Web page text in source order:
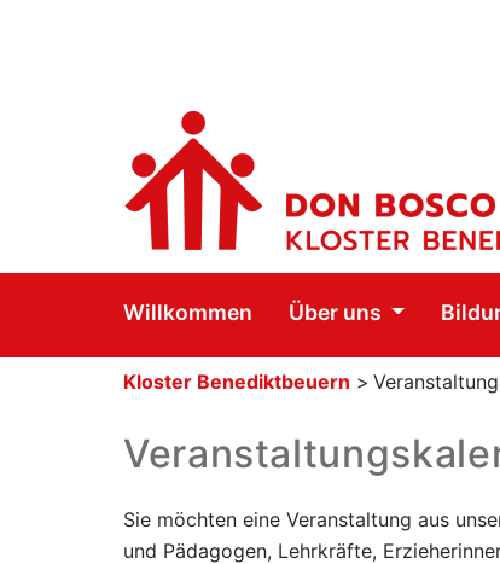
Willkommen Über uns
Kloster Benediktbeuern >
Sie möchten eine Veranstaltung aus
und Pädagogen, Lehrkräfte,